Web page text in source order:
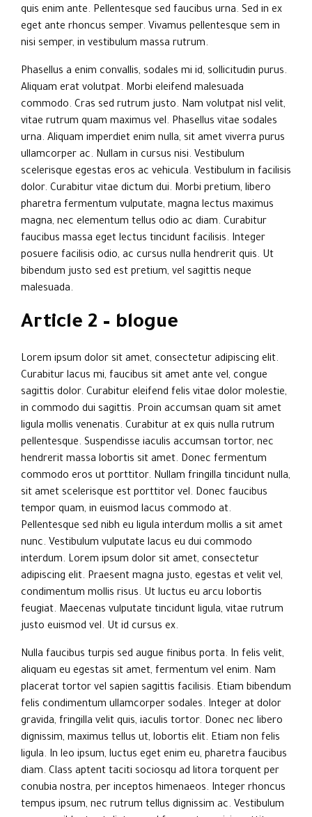
quis enim ante. Pellentesque sed faucibus urna. Sed in ex
eget ante rhoncus semper. Vivamus pellentesque sem in
nisi semper, in vestibulum massa rutrum.
Phasellus a enim convallis, sodales mi id, sollicitudin purus.
Aliquam erat volutpat. Morbi eleifend malesuada
commodo. Cras sed rutrum justo. Nam volutpat nisl velit,
vitae rutrum quam maximus vel. Phasellus vitae sodales
urna. Aliquam imperdiet enim nulla, sit amet viverra purus
ullamcorper ac. Nullam in cursus nisi. Vestibulum
scelerisque egestas eros ac vehicula. Vestibulum in facilisis
dolor. Curabitur vitae dictum dui. Morbi pretium, libero
pharetra fermentum vulputate, magna lectus maximus
magna, nec elementum tellus odio ac diam. Curabitur
faucibus massa eget lectus tincidunt facilisis. Integer
posuere facilisis odio, ac cursus nulla hendrerit quis. Ut
bibendum justo sed est pretium, vel sagittis neque
malesuada.
Article 2 – blogue
Lorem ipsum dolor sit amet, consectetur adipiscing elit.
Curabitur lacus mi, faucibus sit amet ante vel, congue
sagittis dolor. Curabitur eleifend felis vitae dolor molestie,
in commodo dui sagittis. Proin accumsan quam sit amet
ligula mollis venenatis. Curabitur at ex quis nulla rutrum
pellentesque. Suspendisse iaculis accumsan tortor, nec
hendrerit massa lobortis sit amet. Donec fermentum
commodo eros ut porttitor. Nullam fringilla tincidunt nulla,
sit amet scelerisque est porttitor vel. Donec faucibus
tempor quam, in euismod lacus commodo at.
Pellentesque sed nibh eu ligula interdum mollis a sit amet
nunc. Vestibulum vulputate lacus eu dui commodo
interdum. Lorem ipsum dolor sit amet, consectetur
adipiscing elit. Praesent magna justo, egestas et velit vel,
condimentum mollis risus. Ut luctus eu arcu lobortis
feugiat. Maecenas vulputate tincidunt ligula, vitae rutrum
justo euismod vel. Ut id cursus ex.
Nulla faucibus turpis sed augue finibus porta. In felis velit,
aliquam eu egestas sit amet, fermentum vel enim. Nam
placerat tortor vel sapien sagittis facilisis. Etiam bibendum
felis condimentum ullamcorper sodales. Integer at dolor
gravida, fringilla velit quis, iaculis tortor. Donec nec libero
dignissim, maximus tellus ut, lobortis elit. Etiam non felis
ligula. In leo ipsum, luctus eget enim eu, pharetra faucibus
diam. Class aptent taciti sociosqu ad litora torquent per
conubia nostra, per inceptos himenaeos. Integer rhoncus
tempus ipsum, nec rutrum tellus dignissim ac. Vestibulum